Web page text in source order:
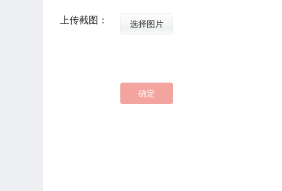
上传截图： 选择图片
确定